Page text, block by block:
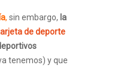
, sin embargo, la
de deporte
tenemos) y que